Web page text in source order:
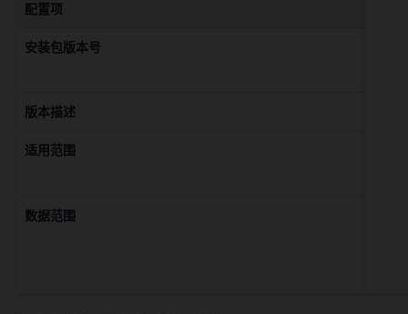
配置项
安装包版本号
版本描述
适用范围
数据范围